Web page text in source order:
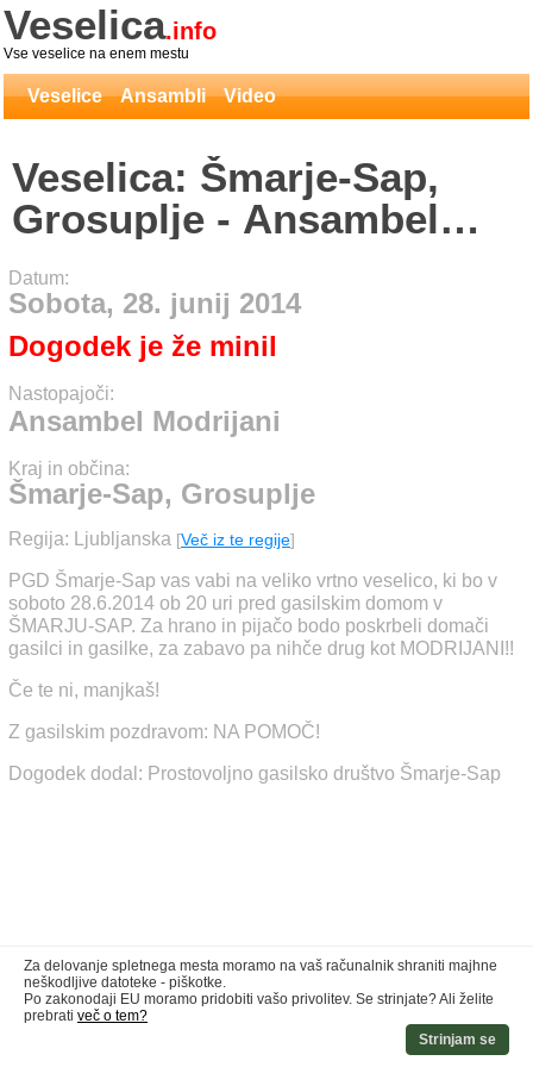
Veselica.info
Vse veselice na enem mestu
Veselice Ansambli Video
Veselica: Šmarje-Sap,
Grosuplje - Ansambel
Modrijani
Datum:
Sobota, 28. junij 2014
Dogodek je že minil
Nastopajoči:
Ansambel Modrijani
Kraj in občina:
Šmarje-Sap, Grosuplje
Regija: Ljubljanska [Več iz te regije]
PGD Šmarje-Sap vas vabi na veliko vrtno veselico, ki bo v
soboto 28.6.2014 ob 20 uri pred gasilskim domom v
ŠMARJU-SAP. Za hrano in pijačo bodo poskrbeli domači
gasilci in gasilke, za zabavo pa nihče drug kot MODRIJANI!!
Če te ni, manjkaš!
Z gasilskim pozdravom: NA POMOČ!
Dogodek dodal: Prostovoljno gasilsko društvo Šmarje-Sap
Za delovanje spletnega mesta moramo na vaš računalnik shraniti majhne
neškodljive datoteke - piškotke.
Po zakonodaji EU moramo pridobiti vašo privolitev. Se strinjate? Ali želite
prebrati več o tem?
Strinjam se